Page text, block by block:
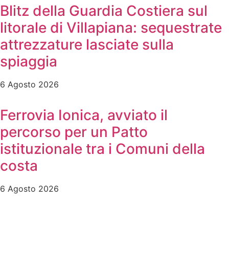
Blitz della Guardia Costiera sul
litorale di Villapiana: sequestrate
attrezzature lasciate sulla
spiaggia
6 Agosto 2026
Ferrovia Ionica, avviato il
percorso per un Patto
istituzionale tra i Comuni della
costa
6 Agosto 2026